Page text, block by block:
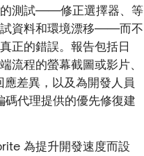
測試——修正選擇器、等
資料和環境漂移——而不
正的錯誤。報告包括日
流程的螢幕截圖或影片、
應差異，以及為開發人員
碼代理提供的優先修復建
為提升開發速度而設